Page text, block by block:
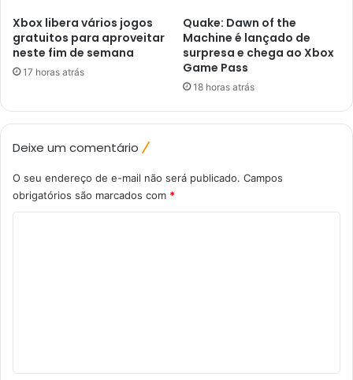
Xbox libera vários jogos
gratuitos para aproveitar
neste fim de semana
17 horas atrás
Quake: Dawn of the
Machine é lançado de
surpresa e chega ao Xbox
Game Pass
18 horas atrás
Deixe um comentário
O seu endereço de e-mail não será publicado. Campos
obrigatórios são marcados com *